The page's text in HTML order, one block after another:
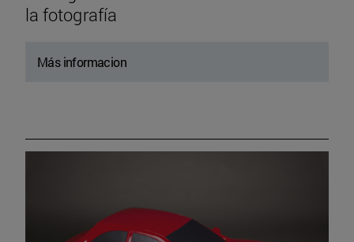
la fotografía
Más informacion